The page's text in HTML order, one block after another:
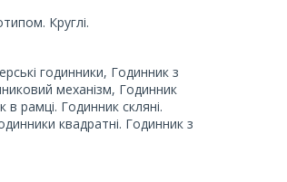
Круглі.
годинники, Годинник з
механізм, Годинник
рамці. Годинник скляні.
квадратні. Годинник з